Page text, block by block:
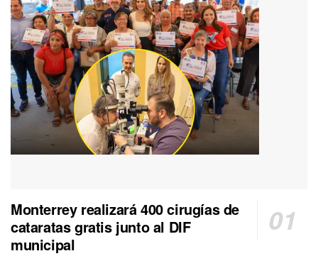
Monterrey realizará 400 cirugías de
cataratas gratis junto al DIF
municipal